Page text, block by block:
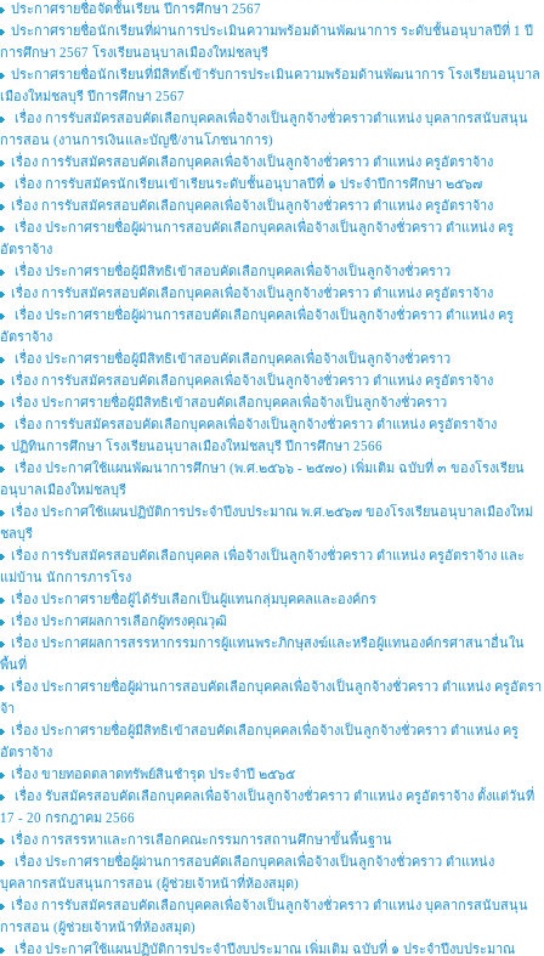
ประกาศรายชื่อจัดชั้นเรียน ปีการศึกษา 2567
ประกาศรายชื่อนักเรียนที่ผ่านการประเมินความพร้อมด้านพัฒนาการ ระดับชั้นอนุบาลปีที่ 1 ปี
การศึกษา 2567 โรงเรียนอนุบาลเมืองใหม่ชลบุรี
ประกาศรายชื่อนักเรียนที่มีสิทธิ์เข้ารับการประเมินความพร้อมด้านพัฒนาการ โรงเรียนอนุบาล
เมืองใหม่ชลบุรี ปีการศึกษา 2567
เรื่อง การรับสมัครสอบคัดเลือกบุคคลเพื่อจ้างเป็นลูกจ้างชั่วคราวตำแหน่ง บุคลากรสนับสนุน
การสอน (งานการเงินและบัญชี/งานโภชนาการ)
เรื่อง การรับสมัครสอบคัดเลือกบุคคลเพื่อจ้างเป็นลูกจ้างชั่วคราว ตำแหน่ง ครูอัตราจ้าง
เรื่อง การรับสมัครนักเรียนเข้าเรียนระดับชั้นอนุบาลปีที่ ๑ ประจำปีการศึกษา ๒๕๖๗
เรื่อง การรับสมัครสอบคัดเลือกบุคคลเพื่อจ้างเป็นลูกจ้างชั่วคราว ตำแหน่ง ครูอัตราจ้าง
เรื่อง ประกาศรายชื่อผู้ผ่านการสอบคัดเลือกบุคคลเพื่อจ้างเป็นลูกจ้างชั่วคราว ตำแหน่ง ครู
อัตราจ้าง
เรื่อง ประกาศรายชื่อผู้มีสิทธิเข้าสอบคัดเลือกบุคคลเพื่อจ้างเป็นลูกจ้างชั่วคราว
เรื่อง การรับสมัครสอบคัดเลือกบุคคลเพื่อจ้างเป็นลูกจ้างชั่วคราว ตำแหน่ง ครูอัตราจ้าง
เรื่อง ประกาศรายชื่อผู้ผ่านการสอบคัดเลือกบุคคลเพื่อจ้างเป็นลูกจ้างชั่วคราว ตำแหน่ง ครู
อัตราจ้าง
เรื่อง ประกาศรายชื่อผู้มีสิทธิเข้าสอบคัดเลือกบุคคลเพื่อจ้างเป็นลูกจ้างชั่วคราว
เรื่อง การรับสมัครสอบคัดเลือกบุคคลเพื่อจ้างเป็นลูกจ้างชั่วคราว ตำแหน่ง ครูอัตราจ้าง
เรื่อง ประกาศรายชื่อผู้มีสิทธิเข้าสอบคัดเลือกบุคคลเพื่อจ้างเป็นลูกจ้างชั่วคราว
เรื่อง การรับสมัครสอบคัดเลือกบุคคลเพื่อจ้างเป็นลูกจ้างชั่วคราว ตำแหน่ง ครูอัตราจ้าง
ปฏิทินการศึกษา โรงเรียนอนุบาลเมืองใหม่ชลบุรี ปีการศึกษา 2566
เรื่อง ประกาศใช้แผนพัฒนาการศึกษา (พ.ศ.๒๕๖๖ - ๒๕๗๐) เพิ่มเติม ฉบับที่ ๓ ของโรงเรียน
อนุบาลเมืองใหม่ชลบุรี
เรื่อง ประกาศใช้แผนปฏิบัติการประจำปีงบประมาณ พ.ศ.๒๕๖๗ ของโรงเรียนอนุบาลเมืองใหม่
ชลบุรี
เรื่อง การรับสมัครสอบคัดเลือกบุคคล เพื่อจ้างเป็นลูกจ้างชั่วคราว ตำแหน่ง ครูอัตราจ้าง และ
แม่บ้าน นักการภารโรง
เรื่อง ประกาศรายชื่อผู้ได้รับเลือกเป็นผู้แทนกลุ่มบุคคลและองค์กร
เรื่อง ประกาศผลการเลือกผู้ทรงคุณวุฒิ
เรื่อง ประกาศผลการสรรหากรรมการผู้แทนพระภิกษุสงฆ์และหรือผู้แทนองค์กรศาสนาอื่นใน
พื้นที่
เรื่อง ประกาศรายชื่อผู้ผ่านการสอบคัดเลือกบุคคลเพื่อจ้างเป็นลูกจ้างชั่วคราว ตำแหน่ง ครูอัตรา
จ้า
เรื่อง ประกาศรายชื่อผู้มีสิทธิเข้าสอบคัดเลือกบุคคลเพื่อจ้างเป็นลูกจ้างชั่วคราว ตำแหน่ง ครู
อัตราจ้าง
เรื่อง ขายทอดตลาดทรัพย์สินชำรุด ประจำปี ๒๕๖๕
เรื่อง รับสมัครสอบคัดเลือกบุคคลเพื่อจ้างเป็นลูกจ้างชั่วคราว ตำแหน่ง ครูอัตราจ้าง ตั้งแต่วันที่
17 - 20 กรกฎาคม 2566
เรื่อง การสรรหาและการเลือกคณะกรรมการสถานศึกษาขั้นพื้นฐาน
เรื่อง ประกาศรายชื่อผู้ผ่านการสอบคัดเลือกบุคคลเพื่อจ้างเป็นลูกจ้างชั่วคราว ตำแหน่ง
บุคลากรสนับสนุนการสอน (ผู้ช่วยเจ้าหน้าที่ห้องสมุด)
เรื่อง การรับสมัครสอบคัดเลือกบุคคลเพื่อจ้างเป็นลูกจ้างชั่วคราว ตำแหน่ง บุคลากรสนับสนุน
การสอน (ผู้ช่วยเจ้าหน้าที่ห้องสมุด)
เรื่อง ประกาศใช้แผนปฏิบัติการประจำปีงบประมาณ เพิ่มเติม ฉบับที่ ๑ ประจำปีงบประมาณ